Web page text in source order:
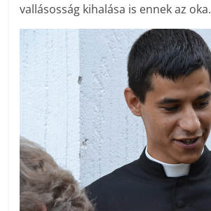
vallásosság kihalása is ennek az oka.